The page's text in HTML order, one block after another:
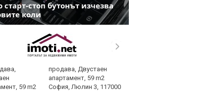
стоп бутонът изчезва
коли
продава, Двустаен
апартамент, 59 m2
София, Люлин 3, 117000